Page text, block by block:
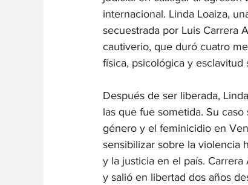
internacional. Linda Loaiza,
secuestrada por Luis Carrera
cautiverio, que duró cuatro
física, psicológica y
Después de ser liberada,
las que fue sometida. Su
género y el feminicidio en
sensibilizar sobre la violencia
y la justicia en el país.
y salió en libertad dos años